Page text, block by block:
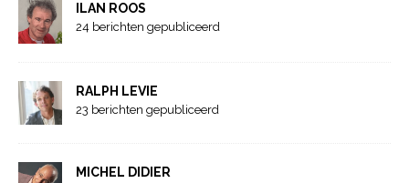
ILAN ROOS
24 berichten gepubliceerd
RALPH LEVIE
23 berichten gepubliceerd
MICHEL DIDIER